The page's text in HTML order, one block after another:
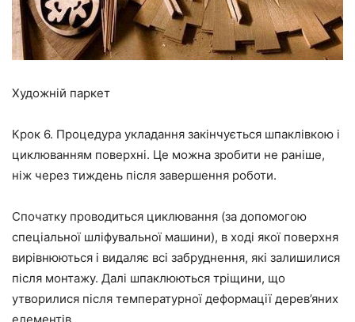
Художній паркет
Крок 6. Процедура укладання закінчується шпаклівкою і
циклюванням поверхні. Це можна зробити не раніше,
ніж через тиждень після завершення роботи.
Спочатку проводиться циклювання (за допомогою
спеціальної шліфувальної машини), в ході якої поверхня
вирівнюються і видаляє всі забруднення, які залишилися
після монтажу. Далі шпаклюються тріщини, що
утворилися після температурної деформації дерев’яних